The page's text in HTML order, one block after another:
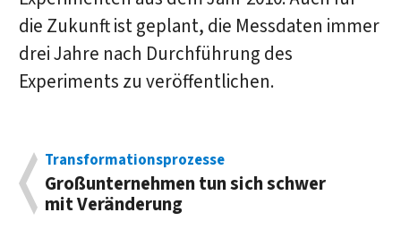
die Zukunft ist geplant, die Messdaten immer
drei Jahre nach Durchführung des
Experiments zu veröffentlichen.
Transformationsprozesse
Großunternehmen tun sich schwer
mit Veränderung